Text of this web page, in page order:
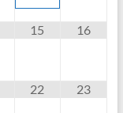
15 16
22 23